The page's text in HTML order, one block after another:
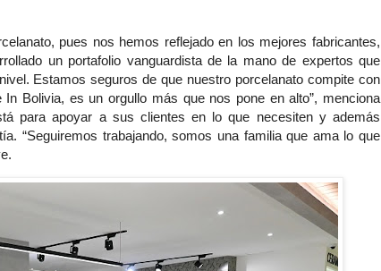
pues nos hemos reflejado en los mejores fabricantes,
un portafolio vanguardista de la mano de expertos que
Estamos seguros de que nuestro porcelanato compite con
Bolivia, es un orgullo más que nos pone en alto”, menciona
para apoyar a sus clientes en lo que necesiten y además
“Seguiremos trabajando, somos una familia que ama lo que